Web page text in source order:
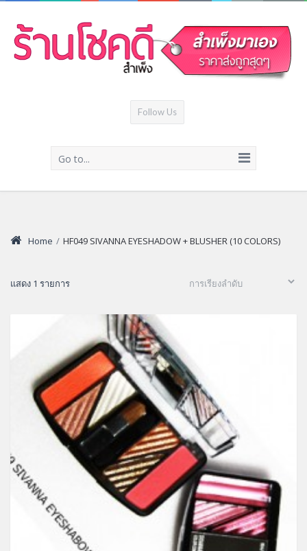
Follow Us
Go to...
Home / HF049 SIVANNA EYESHADOW + BLUSHER (10 COLORS)
แสดง 1 รายการ